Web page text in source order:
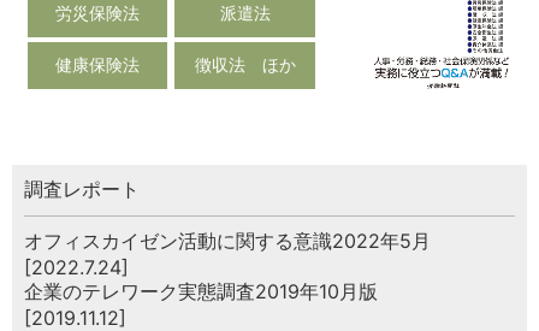
労災保険法 派遣法
健康保険法 徴収法 ほか
調査レポート
オフィスカイゼン活動に関する意識2022年5月
[2022.7.24]
企業のテレワーク実態調査2019年10月版
[2019.11.12]